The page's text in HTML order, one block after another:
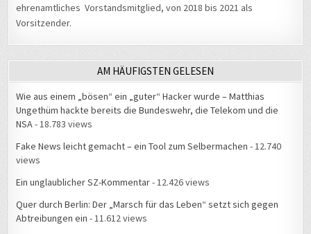
ehrenamtliches Vorstandsmitglied, von 2018 bis 2021 als
Vorsitzender.
AM HÄUFIGSTEN GELESEN
Wie aus einem „bösen“ ein „guter“ Hacker wurde – Matthias
Ungethüm hackte bereits die Bundeswehr, die Telekom und die
NSA- 18.783 views
Fake News leicht gemacht – ein Tool zum Selbermachen - 12.740
views
Ein unglaublicher SZ-Kommentar- 12.426 views
Quer durch Berlin: Der „Marsch für das Leben“ setzt sich gegen
Abtreibungen ein - 11.612 views